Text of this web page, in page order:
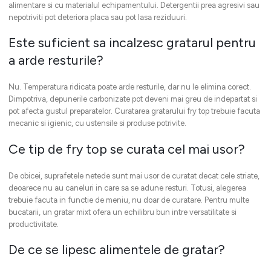
alimentare si cu materialul echipamentului. Detergentii prea agresivi sau
nepotriviti pot deteriora placa sau pot lasa reziduuri.
Este suficient sa incalzesc gratarul pentru
a arde resturile?
Nu. Temperatura ridicata poate arde resturile, dar nu le elimina corect.
Dimpotriva, depunerile carbonizate pot deveni mai greu de indepartat si
pot afecta gustul preparatelor. Curatarea gratarului fry top trebuie facuta
mecanic si igienic, cu ustensile si produse potrivite.
Ce tip de fry top se curata cel mai usor?
De obicei, suprafetele netede sunt mai usor de curatat decat cele striate,
deoarece nu au caneluri in care sa se adune resturi. Totusi, alegerea
trebuie facuta in functie de meniu, nu doar de curatare. Pentru multe
bucatarii, un gratar mixt ofera un echilibru bun intre versatilitate si
productivitate.
De ce se lipesc alimentele de gratar?